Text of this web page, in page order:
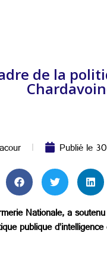
de la
Publié le
Nationale, a
publique